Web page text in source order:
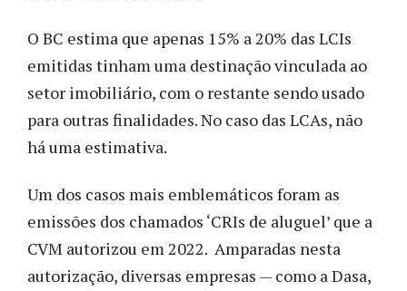
O BC estima que apenas 15% a 20% das LCIs
emitidas tinham uma destinação vinculada ao
setor imobiliário, com o restante sendo usado
para outras finalidades. No caso das LCAs, não
há uma estimativa.
Um dos casos mais emblemáticos foram as
emissões dos chamados ‘CRIs de aluguel’ que a
CVM autorizou em 2022. Amparadas nesta
autorização, diversas empresas — como a Dasa,